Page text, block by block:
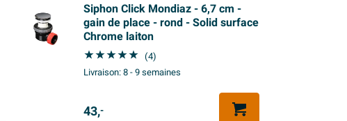
Siphon Click Mondiaz - 6,7 cm -
gain de place - rond - Solid surface
Chrome laiton
(4)
Livraison:8 - 9 semaines
43,-